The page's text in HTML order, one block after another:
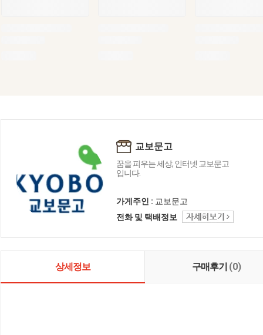
교보문고
꿈을 피우는 세상, 인터넷 교보문고
입니다.
가게주인 : 교보문고
전화 및 택배정보
상세정보 구매후기 (0)